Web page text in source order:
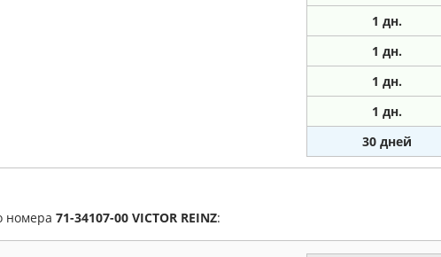
1 дн.
1 дн.
1 дн.
1 дн.
30 дней
номера 71-34107-00 VICTOR REINZ: